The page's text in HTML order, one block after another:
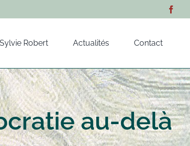
Sylvie Robert Actualités Contact
au-delà